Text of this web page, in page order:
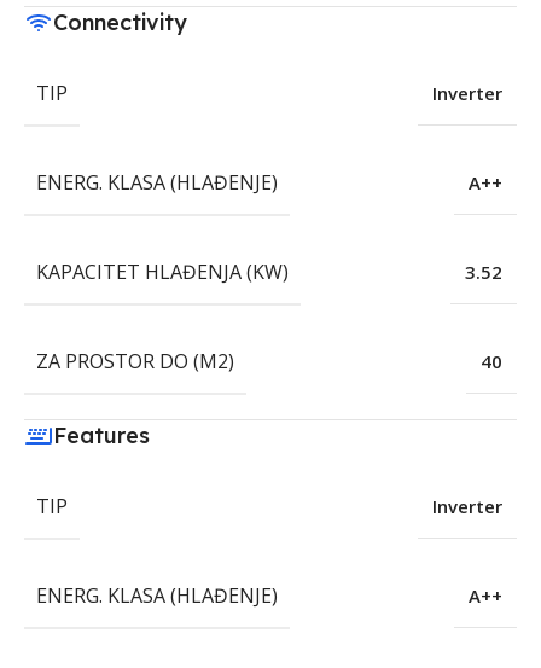
Connectivity
TIP Inverter
ENERG. KLASA (HLAĐENJE) A++
KAPACITET HLAĐENJA (KW) 3.52
ZA PROSTOR DO (M2) 40
Features
TIP Inverter
ENERG. KLASA (HLAĐENJE) A++